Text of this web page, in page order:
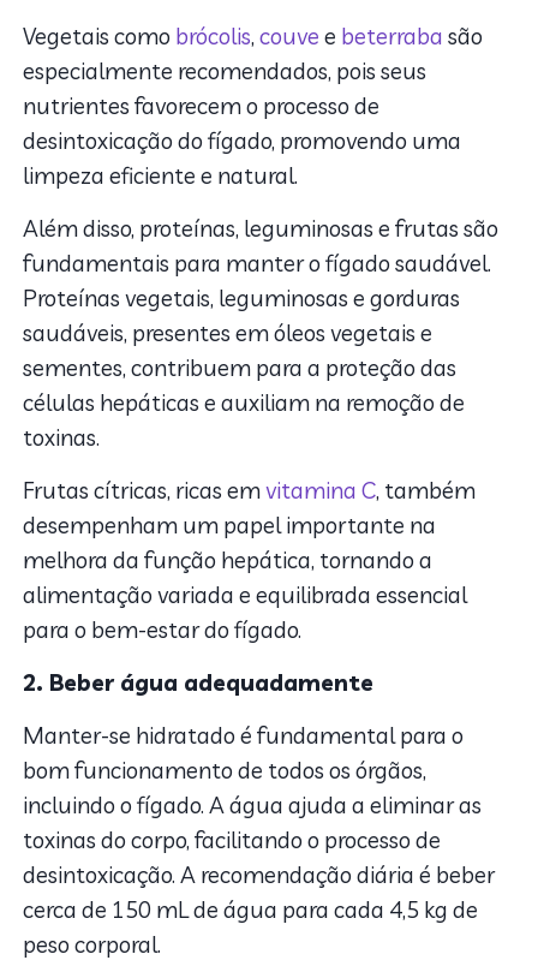
Vegetais como brócolis,couve e beterraba são
especialmente recomendados, pois seus
nutrientes favorecem o processo de
desintoxicação do fígado, promovendo uma
limpeza eficiente e natural.
Além disso, proteínas, leguminosas e frutas são
fundamentais para manter o fígado saudável.
Proteínas vegetais, leguminosas e gorduras
saudáveis, presentes em óleos vegetais e
sementes, contribuem para a proteção das
células hepáticas e auxiliam na remoção de
toxinas.
Frutas cítricas, ricas emvitamina C, também
desempenham um papel importante na
melhora da função hepática, tornando a
alimentação variada e equilibrada essencial
para o bem-estar do fígado.
2. Beber água adequadamente
Manter-se hidratado é fundamental para o
bom funcionamento de todos os órgãos,
incluindo o fígado. A água ajuda a eliminar as
toxinas do corpo, facilitando o processo de
desintoxicação. A recomendação diária é beber
cerca de 150 mL de água para cada 4,5 kg de
peso corporal.